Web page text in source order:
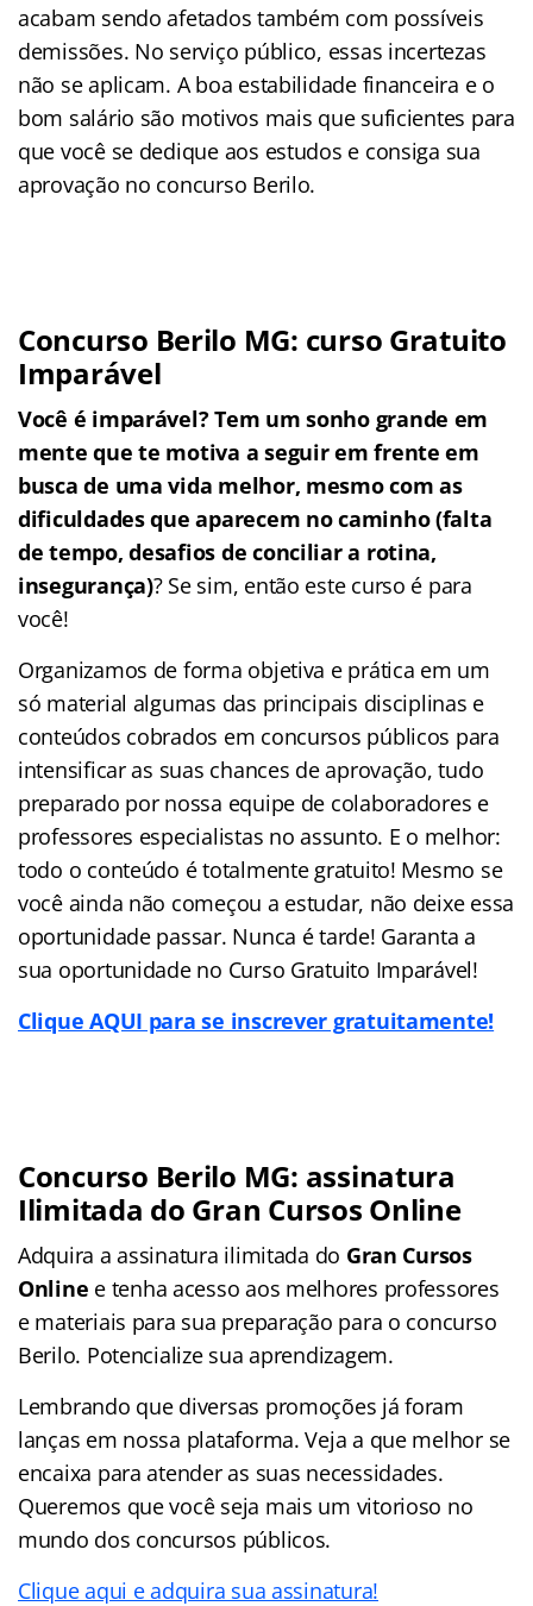
acabam sendo afetados também com possíveis
demissões. No serviço público, essas incertezas
não se aplicam. A boa estabilidade financeira e o
bom salário são motivos mais que suficientes para
que você se dedique aos estudos e consiga sua
aprovação no concurso Berilo.
Concurso Berilo MG: curso Gratuito
Imparável
Você é imparável? Tem um sonho grande em
mente que te motiva a seguir em frente em
busca de uma vida melhor, mesmo com as
dificuldades que aparecem no caminho (falta
de tempo, desafios de conciliar a rotina,
insegurança)? Se sim, então este curso é para
você!
Organizamos de forma objetiva e prática em um
só material algumas das principais disciplinas e
conteúdos cobrados em concursos públicos para
intensificar as suas chances de aprovação, tudo
preparado por nossa equipe de colaboradores e
professores especialistas no assunto. E o melhor:
todo o conteúdo é totalmente gratuito! Mesmo se
você ainda não começou a estudar, não deixe essa
oportunidade passar. Nunca é tarde! Garanta a
sua oportunidade no Curso Gratuito Imparável!
Clique AQUI para se inscrever gratuitamente!
Concurso Berilo MG: assinatura
Ilimitada do Gran Cursos Online
Adquira a assinatura ilimitada do Gran Cursos
Online e tenha acesso aos melhores professores
e materiais para sua preparação para o concurso
Berilo. Potencialize sua aprendizagem.
Lembrando que diversas promoções já foram
lanças em nossa plataforma. Veja a que melhor se
encaixa para atender as suas necessidades.
Queremos que você seja mais um vitorioso no
mundo dos concursos públicos.
Clique aqui e adquira sua assinatura!